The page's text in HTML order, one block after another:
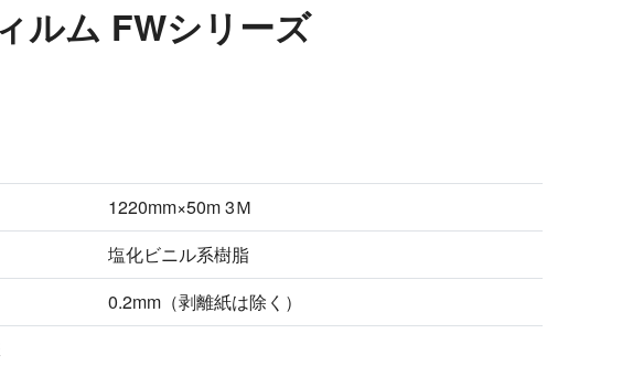
ルム FWシリーズ
1220mm×50m 3Ｍ
塩化ビニル系樹脂
0.2mm（剥離紙は除く）